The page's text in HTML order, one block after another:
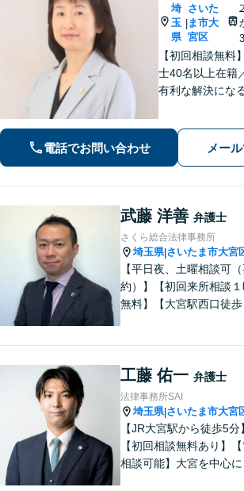
埼
玉
県
|
さいた
ま市大
宮区
【初回相談無料
士40名以上在籍
有利な解決にな
談ください【夜
電話でお問い合わせ メー
武藤 洋善 弁護士
さくら総合法律事務所
埼玉県|さいたま市大宮
【平日夜、土曜相談可
約）】【初回来所相談１
無料】【大宮駅西口徒歩
トーにしています。
工藤 佑一 弁護士
法律事務所SAI
埼玉県|さいたま市大宮
【JR大宮駅から徒歩5分】
【初回相談無料あり】
相談可能】大宮を中心に